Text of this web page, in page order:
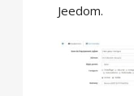
Jeedom.